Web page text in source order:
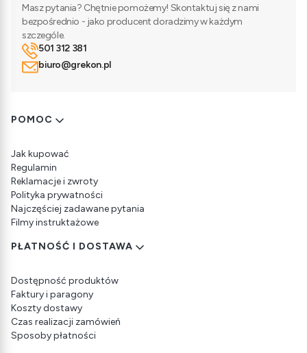
Masz pytania? Chętnie pomożemy! Skontaktuj się z nami
bezpośrednio - jako producent doradzimy w każdym
szczególe.
501 312 381
biuro@grekon.pl
Linki w stopce
POMOC
Jak kupować
Regulamin
Reklamacje i zwroty
Polityka prywatności
Najczęściej zadawane pytania
Filmy instruktażowe
PŁATNOŚĆ I DOSTAWA
Dostępność produktów
Faktury i paragony
Koszty dostawy
Czas realizacji zamówień
Sposoby płatności